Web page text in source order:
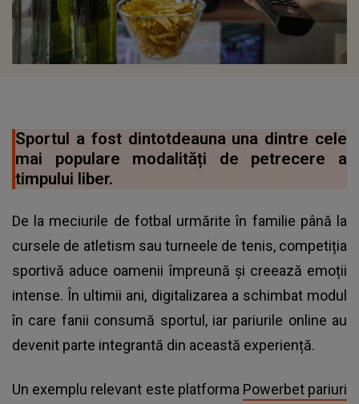
Sportul a fost dintotdeauna una dintre cele
mai populare modalități de petrecere a
timpului liber.
De la meciurile de fotbal urmărite în familie până la
cursele de atletism sau turneele de tenis, competiția
sportivă aduce oamenii împreună și creează emoții
intense. În ultimii ani, digitalizarea a schimbat modul
în care fanii consumă sportul, iar pariurile online au
devenit parte integrantă din această experiență.
Un exemplu relevant este platforma Powerbet pariuri